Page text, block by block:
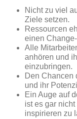
Nicht zu viel
Ziele setzen.
Ressourcen
einen
Alle
anhören und
einzubringen.
Den Chancen
und ihr
Ein Auge auf
ist es gar
inspirieren zu